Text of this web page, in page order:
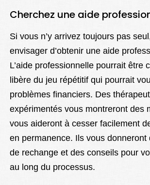
Cherchez une aide
Si vous n’y arrivez toujours pas
envisager d’obtenir une aide
L’aide professionnelle pourrait être
libère du jeu répétitif qui pourrait
problèmes financiers. Des
expérimentés vous montreront des
vous aideront à cesser facilement
en permanence. Ils vous donneront
de rechange et des conseils pour
au long du processus.